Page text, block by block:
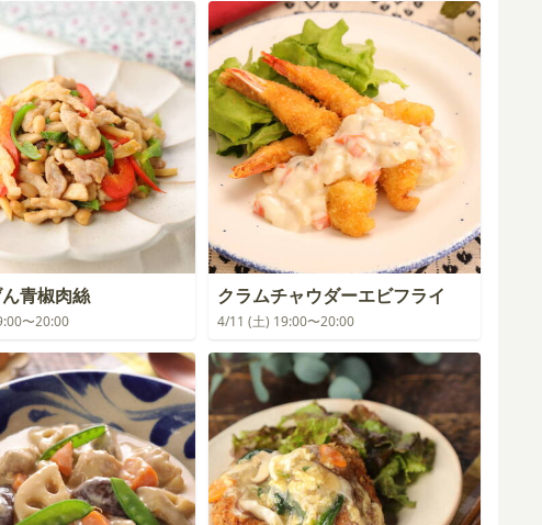
青椒肉絲
〜20:00
クラムチャウダーエビフライ
4/11 (土) 19:00〜20:00